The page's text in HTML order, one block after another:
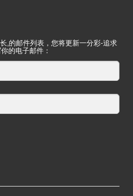
,的邮件列表，您将更新一分彩-追求
的电子邮件：